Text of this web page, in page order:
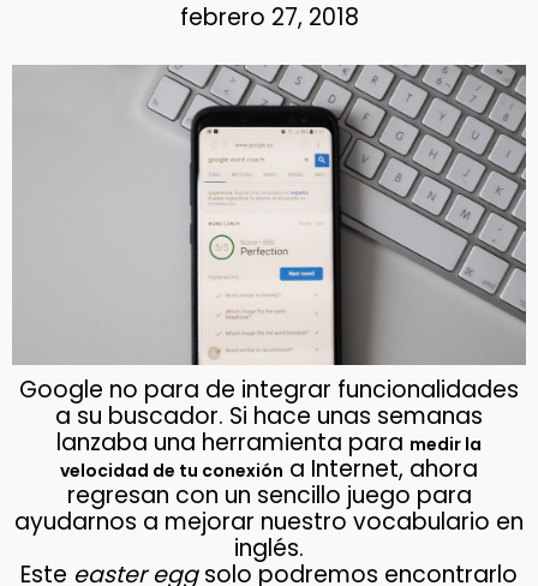
febrero 27, 2018
Google no para de integrar funcionalidades
a su buscador. Si hace unas semanas
lanzaba una herramienta para medir la
velocidad de tu conexión a Internet, ahora
regresan con un sencillo juego para
ayudarnos a mejorar nuestro vocabulario en
inglés.
Este easter eggsolo podremos encontrarlo